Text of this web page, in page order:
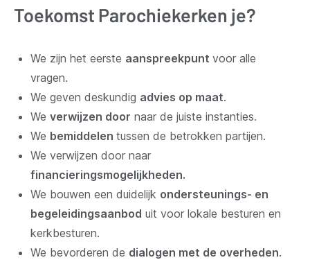
Toekomst Parochiekerken je?
We zijn het eerste aanspreekpunt voor alle
vragen.
We geven deskundig advies op maat.
We verwijzen door naar de juiste instanties.
We bemiddelen tussen de betrokken partijen.
We verwijzen door naar
financieringsmogelijkheden.
We bouwen een duidelijk ondersteunings- en
begeleidingsaanbod uit voor lokale besturen en
kerkbesturen.
We bevorderen de dialogen met de overheden.